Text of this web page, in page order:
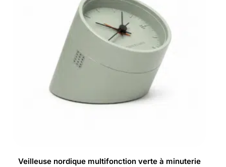
Veilleuse nordique multifonction verte à minuterie